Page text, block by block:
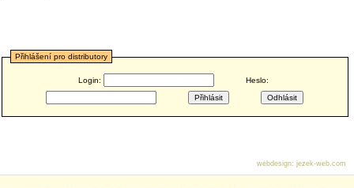
Přihlášení pro distributory
Login: Heslo:
webdesign: jezek-web.com